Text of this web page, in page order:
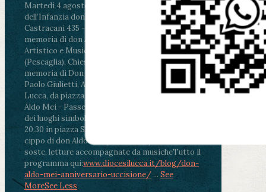
Martedì 4 agosto2026
ore 11:30 - Lucca, Scuola
dell’Infanzia don Aldo Mei - Viale Castruccio
Castracani 435 - Inaugurazione murales in
memoria di don Aldo Mei curato dal Liceo
Artistico e Musicale “Passaglia”
ore 18 - Fiano
(Pescaglia), Chiesa parrocchiale - Messa in
memoria di Don Aldo Mei celebrata da mons.
Paolo Giulietti, Arcivescovo di Lucca
ore 20.30 -
Lucca, da piazza San Michele al Cippo di don
Aldo Mei - Passeggiata della Memoria in alcuni
dei luoghi simbolo della città. Ritrovo alle ore
20.30 in piazza San Michele con conclusione al
cippo di don Aldo Mei (Porta Elisa). Durante le
soste, letture accompagnate da musicheTutto il
programma qui:www.diocesilucca.it/blog/don-
aldo-mei-anniversario-uccisione/... See
MoreSee Less